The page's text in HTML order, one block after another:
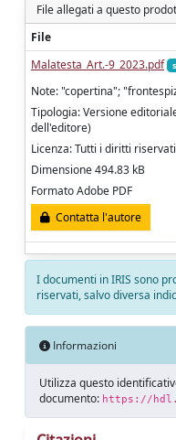
File allegati a questo
File
Malatesta_Art.-9_2023.pdf
Note: "copertina";
Tipologia: Versione
dell'editore)
Licenza: Tutti i diritti
Dimensione 494.83 kB
Formato Adobe PDF
Contatta l'autore
I documenti in IRIS sono
riservati, salvo diversa
Informazioni
Utilizza questo
documento: https://